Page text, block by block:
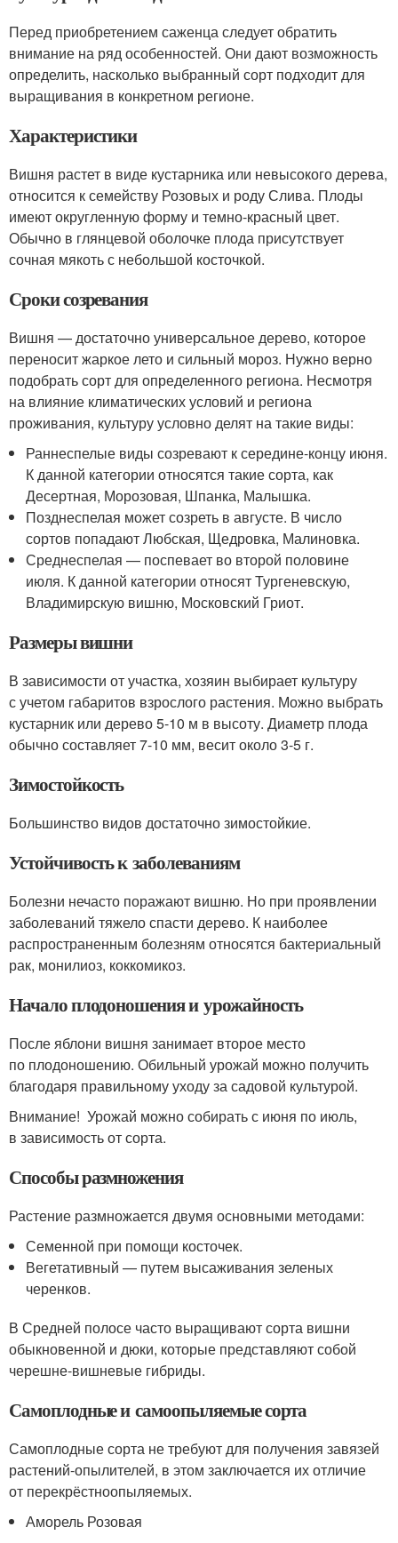
Перед приобретением саженца следует обратить
внимание на ряд особенностей. Они дают возможность
определить, насколько выбранный сорт подходит для
выращивания в конкретном регионе.
Характеристики
Вишня растет в виде кустарника или невысокого дерева,
относится к семейству Розовых и роду Слива. Плоды
имеют округленную форму и темно-красный цвет.
Обычно в глянцевой оболочке плода присутствует
сочная мякоть с небольшой косточкой.
Сроки созревания
Вишня — достаточно универсальное дерево, которое
переносит жаркое лето и сильный мороз. Нужно верно
подобрать сорт для определенного региона. Несмотря
на влияние климатических условий и региона
проживания, культуру условно делят на такие виды:
Раннеспелые виды созревают к середине-концу июня.
К данной категории относятся такие сорта, как
Десертная, Морозовая, Шпанка, Малышка.
Позднеспелая может созреть в августе. В число
сортов попадают Любская, Щедровка, Малиновка.
Среднеспелая — поспевает во второй половине
июля. К данной категории относят Тургеневскую,
Владимирскую вишню, Московский Гриот.
Размеры вишни
В зависимости от участка, хозяин выбирает культуру
с учетом габаритов взрослого растения. Можно выбрать
кустарник или дерево 5-10 м в высоту. Диаметр плода
обычно составляет 7-10 мм, весит около 3-5 г.
Зимостойкость
Большинство видов достаточно зимостойкие.
Устойчивость к заболеваниям
Болезни нечасто поражают вишню. Но при проявлении
заболеваний тяжело спасти дерево. К наиболее
распространенным болезням относятся бактериальный
рак, монилиоз, коккомикоз.
Начало плодоношения и урожайность
После яблони вишня занимает второе место
по плодоношению. Обильный урожай можно получить
благодаря правильному уходу за садовой культурой.
Внимание! Урожай можно собирать с июня по июль,
в зависимость от сорта.
Способы размножения
Растение размножается двумя основными методами:
Семенной при помощи косточек.
Вегетативный — путем высаживания зеленых
черенков.
В Средней полосе часто выращивают сорта вишни
обыкновенной и дюки, которые представляют собой
черешне-вишневые гибриды.
Самоплодные и самоопыляемые сорта
Самоплодные сорта не требуют для получения завязей
растений-опылителей, в этом заключается их отличие
от перекрёстноопыляемых.
Аморель Розовая